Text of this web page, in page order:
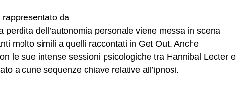
da
perdita dell’autonomia personale viene messa in scena
molto simili a quelli raccontati in Get Out. Anche
le sue intense sessioni psicologiche tra Hannibal Lecter e
alcune sequenze chiave relative all’ipnosi.